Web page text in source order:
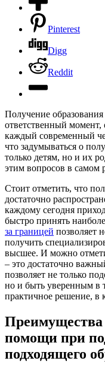
Pinterest
Digg
Reddit
Получение
ответственный момент,
каждый современный
что задумываться о
только детям, но и их
этим вопросов в самом
Стоит отметить, что
достаточно
каждому сегодня
быстро принять
за границей позволяет
получить
высшее. И можно
– это достаточно
позволяет не только
но и быть уверенным в
практичное решение, в
Преимущества
помощи при
подходящего